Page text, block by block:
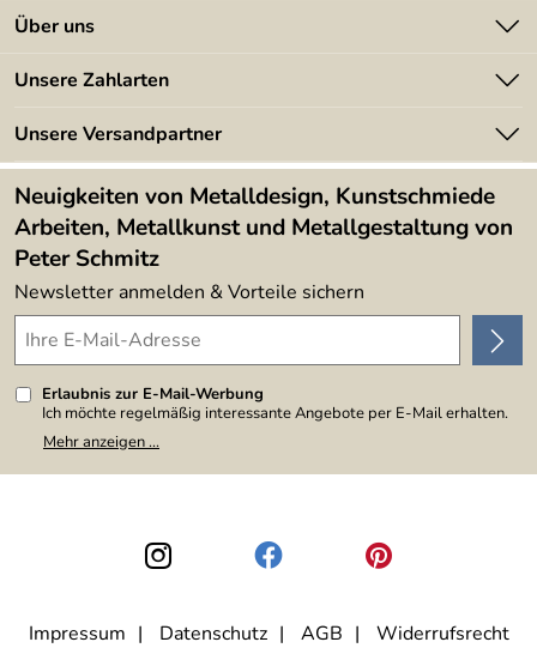
Jede Naht ist
Teil der ästhetischen Sprache dieses Unikats.
Kontakt
Kundeninformationen
Newsletter
Lieferbedingungen
Über uns
Angebote
Kundenbewertungen (394)
4,9/5
Unsere Zahlarten
Unsere Versandpartner
Neuigkeiten von Metalldesign, Kunstschmiede
Arbeiten, Metallkunst und Metallgestaltung von
Peter Schmitz
Newsletter anmelden & Vorteile sichern
Erlaubnis zur E-Mail-Werbung
Ich möchte regelmäßig interessante Angebote per E-Mail erhalten.
Meine E-Mail-Adresse wird nicht an andere Unternehmen
weitergegeben. Zu statistischen Zwecken wird in anonymer Form
den Link "Abmelden" am Ende des Newsletters anklicke. Die
Datenschutzerklärung
habe ich zur Kenntnis genommen.
Mehr anzeigen ...
Impressum Datenschutz AGB
Widerrufsrecht